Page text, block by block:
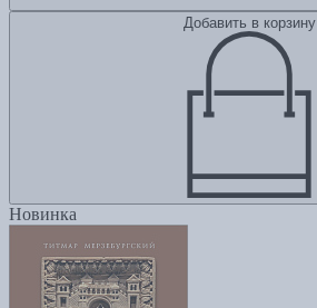
Добавить в корзину
Новинка